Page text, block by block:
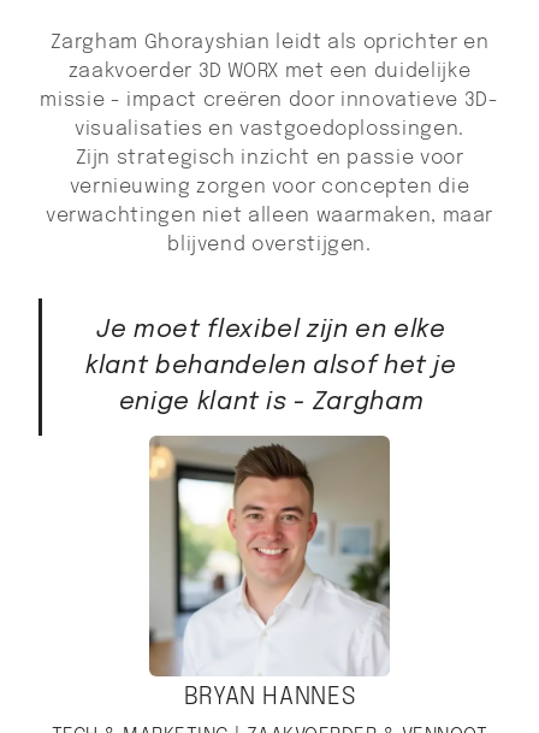
Zargham Ghorayshian leidt als oprichter en
zaakvoerder 3D WORX met een duidelijke
missie - impact creëren door innovatieve 3D-
visualisaties en vastgoedoplossingen.
Zijn strategisch inzicht en passie voor
vernieuwing zorgen voor concepten die
verwachtingen niet alleen waarmaken, maar
blijvend overstijgen.
Je moet flexibel zijn en elke
klant behandelen alsof het je
enige klant is - Zargham
BRYAN HANNES